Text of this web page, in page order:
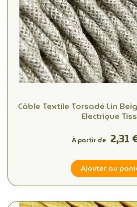
Câble Textile Torsadé Lin
Electrique
À partir de 2,31
Ajouter au